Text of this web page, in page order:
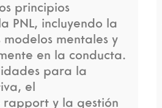
principios
PNL, incluyendo la
mentales y
en la conducta.
para la
el
y la gestión